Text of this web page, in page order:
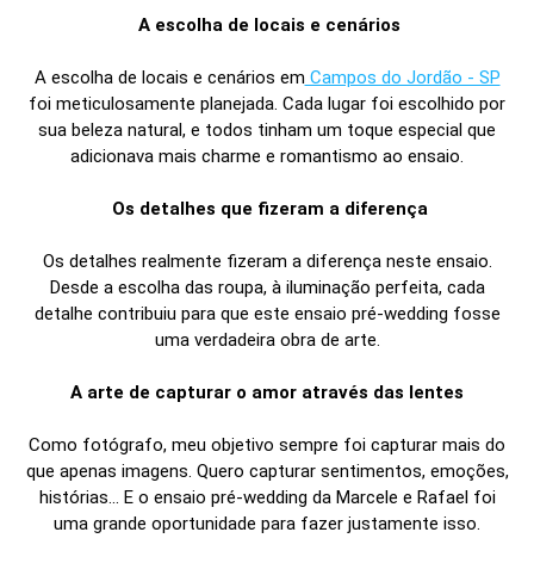
A escolha de locais e cenários
A escolha de locais e cenários em Campos do Jordão - SP
foi meticulosamente planejada. Cada lugar foi escolhido por
sua beleza natural, e todos tinham um toque especial que
adicionava mais charme e romantismo ao ensaio.
Os detalhes que fizeram a diferença
Os detalhes realmente fizeram a diferença neste ensaio.
Desde a escolha das roupa, à iluminação perfeita, cada
detalhe contribuiu para que este ensaio pré-wedding fosse
uma verdadeira obra de arte.
A arte de capturar o amor através das lentes
Como fotógrafo, meu objetivo sempre foi capturar mais do
que apenas imagens. Quero capturar sentimentos, emoções,
histórias... E o ensaio pré-wedding da Marcele e Rafael foi
uma grande oportunidade para fazer justamente isso.